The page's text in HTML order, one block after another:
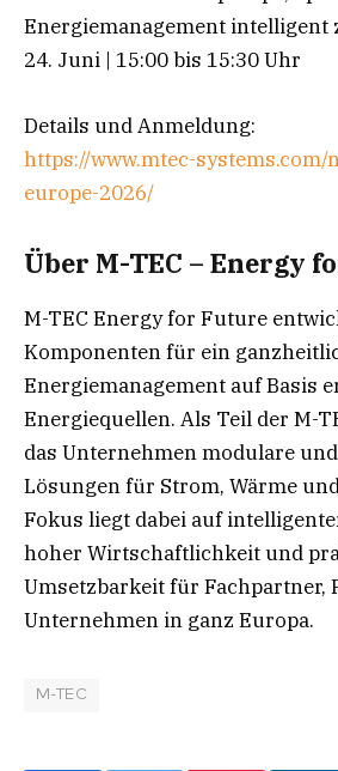
Energiemanagement intelligent
24. Juni | 15:00 bis 15:30 Uhr
Details und Anmeldung:
https://www.mtec-
europe-2026/
Über M-TEC – Energy
M-TEC Energy for Future
Komponenten für ein
Energiemanagement auf Basis
Energiequellen. Als Teil der M-
das Unternehmen modulare
Lösungen für Strom, Wärme
Fokus liegt dabei auf
hoher Wirtschaftlichkeit und
Umsetzbarkeit für Fachpartner,
Unternehmen in ganz Europa.
M-TEC